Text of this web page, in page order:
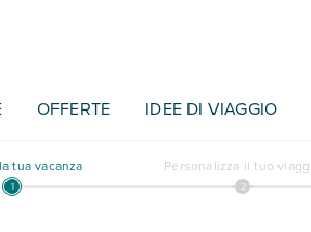
OFFERTE IDEE DI VIAGGIO
tua vacanza Personalizza il tuo